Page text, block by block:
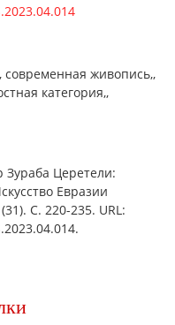
современная живопись,
категория,
Церетели:
Евразии
С. 220-235. URL: